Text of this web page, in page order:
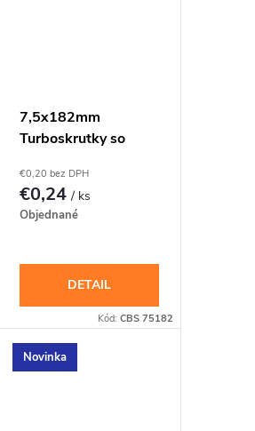
7,5x182mm
Turboskrutky so
TX30
€0,20 bez DPH
€0,24/ ks
Objednané
DETAIL
Kód: CBS 75182
Novinka